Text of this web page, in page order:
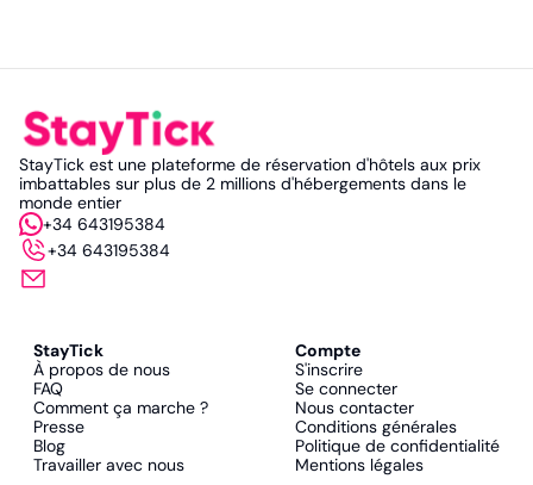
StayTick est une plateforme de réservation d'hôtels aux prix
imbattables sur plus de 2 millions d'hébergements dans le
monde entier
+34 643195384
+34 643195384
StayTick
À propos de nous
FAQ
Comment ça marche ?
Presse
Blog
Travailler avec nous
Compte
S'inscrire
Se connecter
Nous contacter
Conditions générales
Politique de confidentialité
Mentions légales